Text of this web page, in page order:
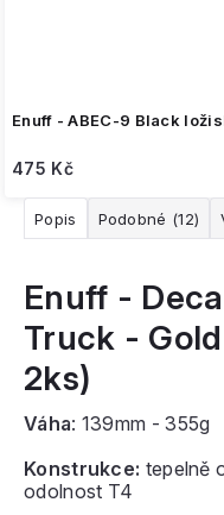
Enuff - ABEC-9 Black
475 Kč
Popis Podobné (12)
Enuff -
Truck -
2ks)
Váha: 139mm - 355g
Konstrukce: tepelně
odolnost T4